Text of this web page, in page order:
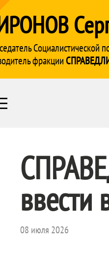
Социалистической
фракции
08 июля 2026